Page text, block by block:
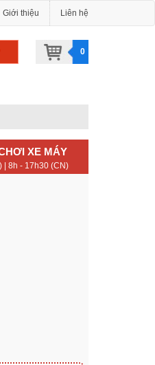
Giới thiệu Liên hệ
0
XE MÁY
| 8h - 17h30 (CN)